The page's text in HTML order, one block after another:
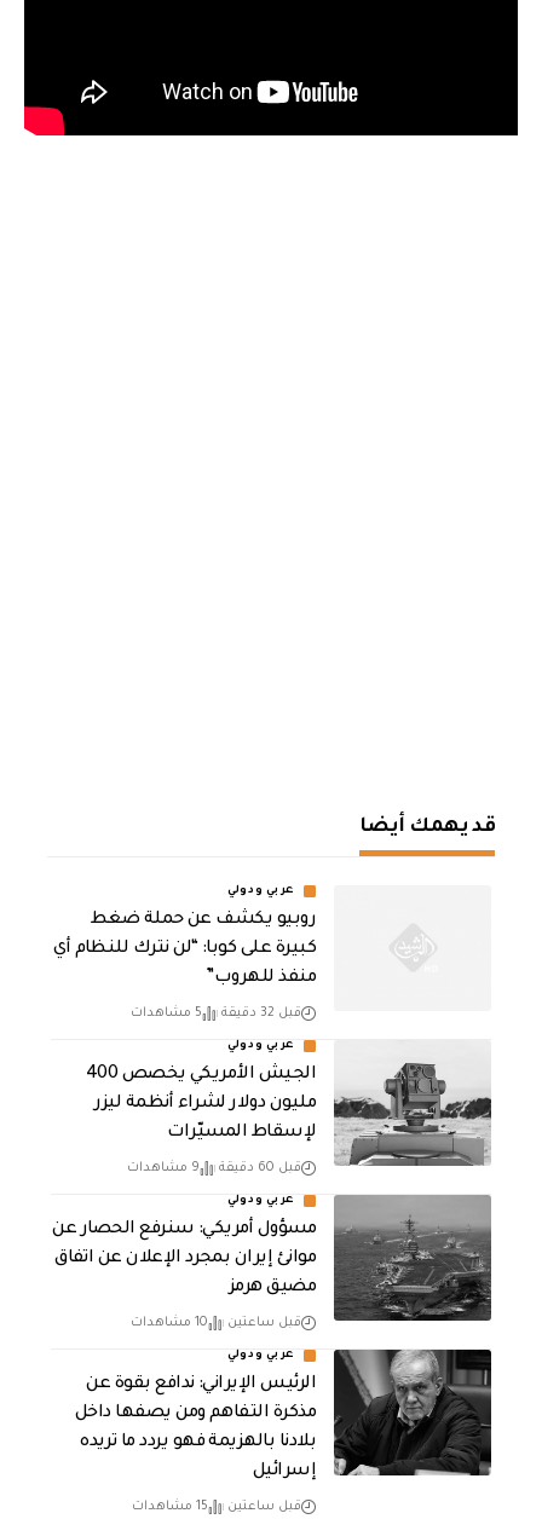
قد يهمك أيضا
عربي ودولي
روبيو يكشف عن حملة ضغط
كبيرة على كوبا: “لن نترك للنظام أي
منفذ للهروب”
قبل 32 دقيقة 5 مشاهدات
عربي ودولي
الجيش الأمريكي يخصص 400
مليون دولار لشراء أنظمة ليزر
لإسقاط المسيّرات
قبل 60 دقيقة 9 مشاهدات
عربي ودولي
مسؤول أمريكي: سنرفع الحصار عن
موانئ إيران بمجرد الإعلان عن اتفاق
مضيق هرمز
قبل ساعتين 10 مشاهدات
عربي ودولي
الرئيس الإيراني: ندافع بقوة عن
مذكرة التفاهم ومن يصفها داخل
بلادنا بالهزيمة فهو يردد ما تريده
إسرائيل
قبل ساعتين 15 مشاهدات